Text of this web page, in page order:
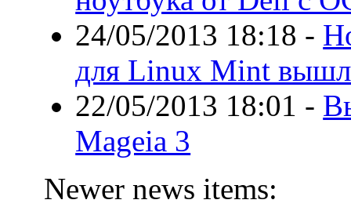
24/05/2013 18:18 -
для Linux Mint
22/05/2013 18:01 -
Mageia 3
Newer news items: